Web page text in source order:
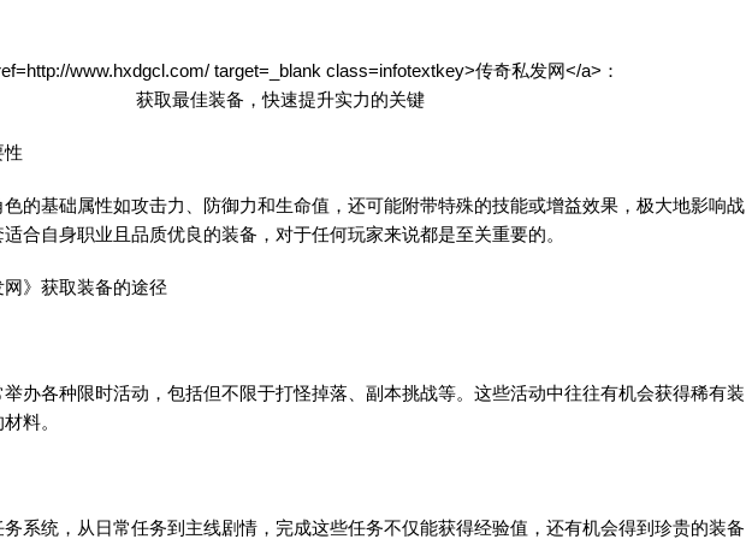
基础属性如攻击力、防御力和生命值，还可能附带特殊的技能或增益效果，极大地影响战
合自身职业且品质优良的装备，对于任何玩家来说都是至关重要的。
网》获取装备的途径
举办各种限时活动，包括但不限于打怪掉落、副本挑战等。这些活动中往往有机会获得稀有装
料。
统，从日常任务到主线剧情，完成这些任务不仅能获得经验值，还有机会得到珍贵的装备